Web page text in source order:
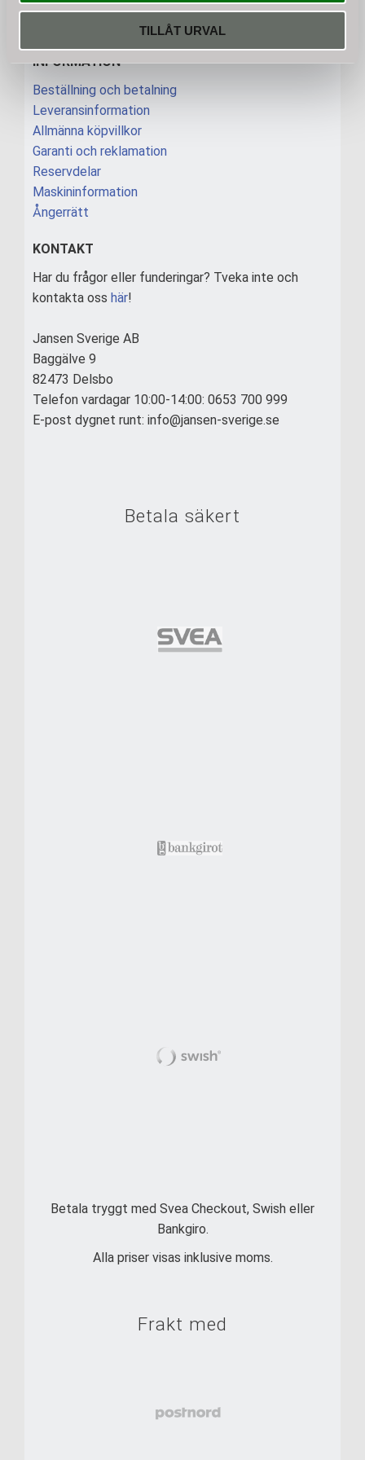
TILLÅT URVAL
Dina personuppgifter behandlas i enlighet med vår
INFORMATION
Beställning och betalning
Leveransinformation
Allmänna köpvillkor
Garanti och reklamation
Reservdelar
Maskininformation
Ångerrätt
KONTAKT
Har du frågor eller funderingar? Tveka inte och
kontakta oss här!
Jansen Sverige AB
Baggälve 9
82473 Delsbo
Telefon vardagar 10:00-14:00: 0653 700 999
E-post dygnet runt: info@jansen-sverige.se
Betala säkert
Betala tryggt med Svea Checkout, Swish eller
Bankgiro.
Alla priser visas inklusive moms.
Frakt med